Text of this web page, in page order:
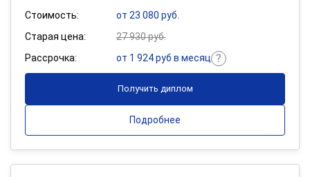
Стоимость:
от 23 080 руб.
Старая цена:
27 930 руб.
Рассрочка:
от 1 924 руб в месяц
Получить диплом
Подробнее